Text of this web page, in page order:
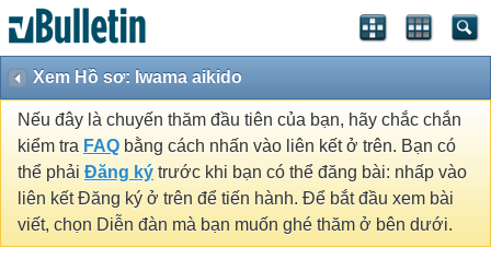
Xem Hồ sơ: Iwama aikido
Nếu đây là chuyến thăm đầu tiên của bạn, hãy chắc chắn
kiểm tra FAQ bằng cách nhấn vào liên kết ở trên. Bạn có
thể phải Đăng ký trước khi bạn có thể đăng bài: nhấp vào
liên kết Đăng ký ở trên để tiến hành. Để bắt đầu xem bài
viết, chọn Diễn đàn mà bạn muốn ghé thăm ở bên dưới.